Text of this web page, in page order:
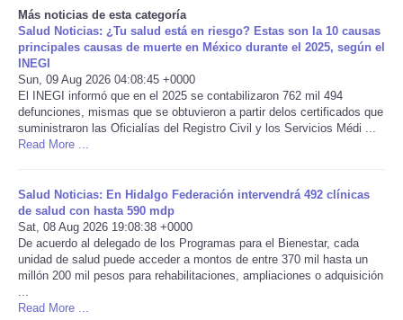
Science
Social
Sports
Technology
Travel
USA
World
Más noticias de esta categoría
Salud Noticias: ¿Tu salud está en riesgo? Estas son la 10 causas
principales causas de muerte en México durante el 2025, según el
INEGI
Sun, 09 Aug 2026 04:08:45 +0000
El INEGI informó que en el 2025 se contabilizaron 762 mil 494
defunciones, mismas que se obtuvieron a partir delos certificados que
suministraron las Oficialías del Registro Civil y los Servicios Médi ...
Read More ...
Salud Noticias: En Hidalgo Federación intervendrá 492 clínicas
de salud con hasta 590 mdp
Sat, 08 Aug 2026 19:08:38 +0000
De acuerdo al delegado de los Programas para el Bienestar, cada
unidad de salud puede acceder a montos de entre 370 mil hasta un
millón 200 mil pesos para rehabilitaciones, ampliaciones o adquisición
Read More ...